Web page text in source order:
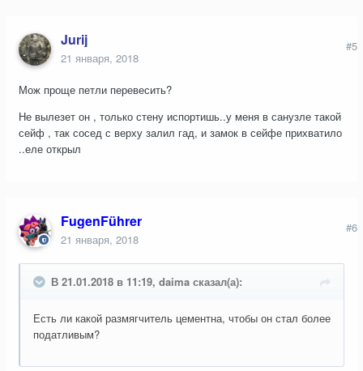
Jurij
21 января, 2018
#5
Мож проще петли перевесить?
Не вылезет он , только стену испортишь..у меня в санузле такой
сейф , так сосед с верху залил гад, и замок в сейфе прихватило
..еле открыл
FugenFührer
21 января, 2018
#6
В 21.01.2018 в 11:19, daima сказал(а):
Есть ли какой размягчитель цементна, чтобы он стал более
податливым?